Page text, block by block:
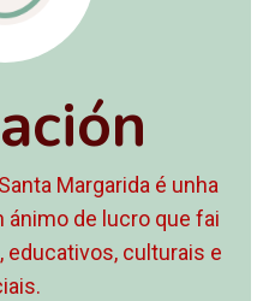
Margarida é unha
de lucro que fai
culturais e